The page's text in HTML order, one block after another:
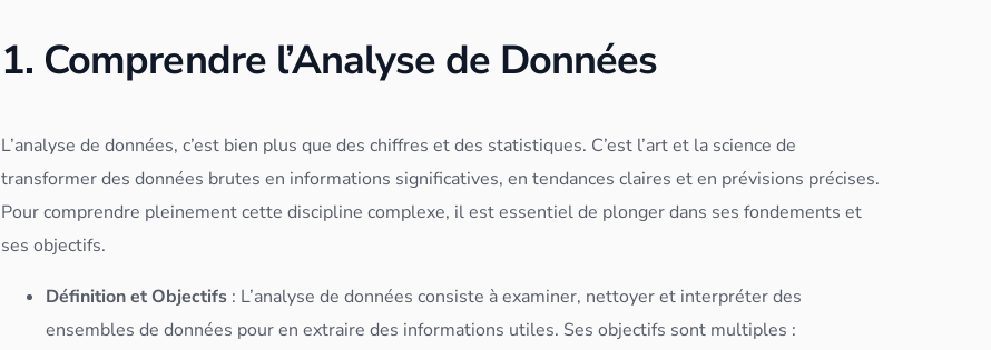
1. Comprendre l’Analyse de Données
L’analyse dedonnées, c’est bien plus que des chiffres et des statistiques. C’est l’art et la science de
transformer desdonnées brutes en informations significatives, en tendances claires et en prévisions précises.
Pour comprendre pleinement cette discipline complexe, il est essentiel de plonger dans ses fondements et
ses objectifs.
Définition et Objectifs : L’analyse dedonnées consiste à examiner, nettoyer et interpréter des
ensembles dedonnées pour en extraire des informations utiles. Ses objectifs sont multiples :